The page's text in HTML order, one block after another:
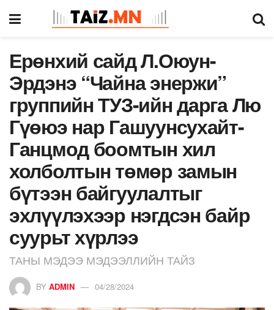
Ерөнхий сайд Л.Оюун-
Эрдэнэ “Чайна энержи”
группийн ТУЗ-ийн дарга Лю
Гүөюэ нар Гашуунсухайт-
Ганцмод боомтын хил
холболтын төмөр замын
бүтээн байгуулалтыг
эхлүүлэхээр нэгдсэн байр
суурьт хүрлээ
ТАНЫ МЭДЭЭ МЭДЭЭЛЛИЙН ТАЙЗ
BY ADMIN 04/28/2024